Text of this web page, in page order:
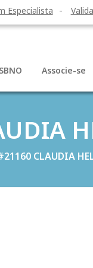
Especialista
Associe-se
CLAUDIA